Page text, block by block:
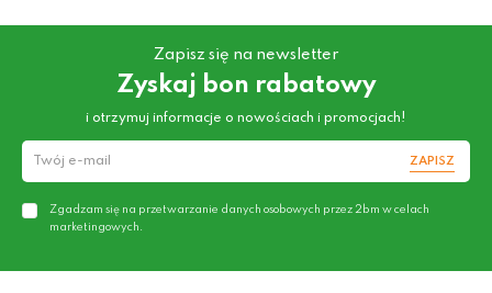
Zapisz się na newsletter
Zyskaj bon rabatowy
i otrzymuj informacje o nowościach i promocjach!
ZAPISZ
Zgadzam się na przetwarzanie danych osobowych przez 2bm w celach
marketingowych.